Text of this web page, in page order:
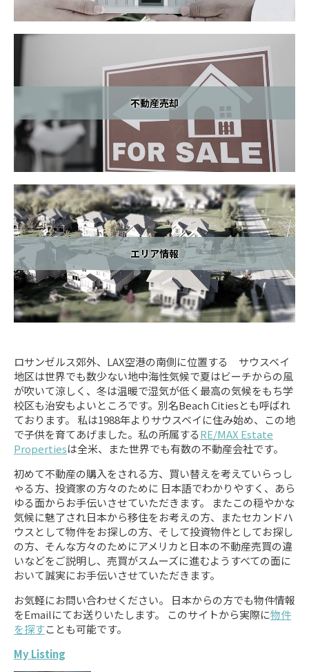
不動産用語
お問い合わせ
不動産売却
エリア情報
ロサンゼルス郊外、LAX空港の南側に位置する サウスベイ
地区は世界でも数少ない地中海性気候で夏はビーチからの風
が吹いて涼しく、冬は温暖で湿気が低く最高の気候をもち学
校区も治安もよいところです。別名Beach Citiesとも呼ばれ
ております。 私は1988年よりサウスベイに住み始め、この地
で子供を育てあげました。私の所属するRE/MAX Estate
Propertiesは全米、また世界でも有数の不動産会社です。
初めて不動産の購入をされる方、買い替えを考えていらっし
ゃる方、投資家の方々のために 日本語でわかりやすく、あら
ゆる面からお手伝いさせていただきます。 またこの穏やかな
気候に魅了され日本から移住をお考えの方、またセカンドハ
ウスとして物件をお探しの方、そして投資物件としてお探し
の方、そんな方々のためにアメリカと日本の不動産売買の違
いなどをご説明し、売買がスムーズに進むようすべての面に
おいて誠実にお手伝いさせていただきます。
お気軽にお問い合わせください。 日本からの方でも物件情報
をEmailにてお送りいたします。 このサイトから実際に物件
を探すことも可能です。
My Listing